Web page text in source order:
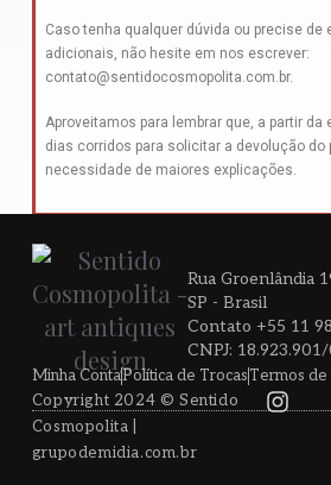
Caso tenha qualquer dúvida ou precise de
adicionais, não hesite em nos escrever:
contato@sentidocosmopolita.com.br.
Aproveitamos para lembrar que, a partir da
dias corridos para solicitar a devolução do
necessidade de maiores explicações.
Rua Groenlândia
SP - Brasil
Contato +55 11
CNPJ:
Minha ContaPolítica de TrocasTermos de
Copyright 2024 © Sentido
Cosmopolita |
grupodemidia.com.br